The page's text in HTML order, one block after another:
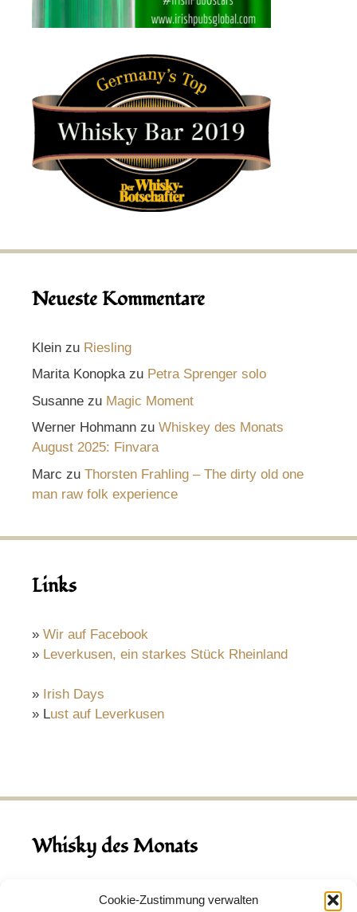
Cookie-Zustimmung verwalten
Neueste Kommentare
Klein zu Riesling
Marita Konopkazu Petra Sprenger solo
Susanne zu Magic Moment
Werner Hohmann zu Whiskey des Monats
August 2025: Finvara
Marc zu Thorsten Frahling – The dirty old one
man raw folk experience
Links
» Wir auf Facebook
» Leverkusen, ein starkes Stück Rheinland
» Irish Days
» Lust auf Leverkusen
Whisky des Monats
August 2026